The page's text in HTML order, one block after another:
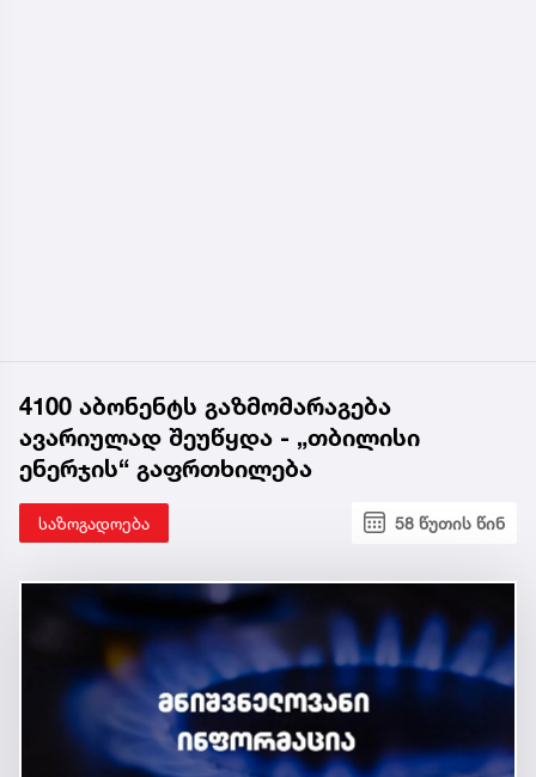
4100 აბონენტს გაზმომარაგება
ავარიულად შეუწყდა - „თბილისი
ენერჯის“ გაფრთხილება
საზოგადოება 58 წუთის წინ